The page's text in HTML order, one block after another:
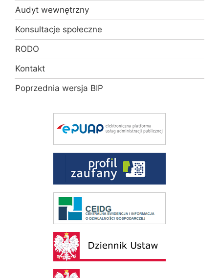
Audyt wewnętrzny
Konsultacje społeczne
RODO
Kontakt
Poprzednia wersja BIP